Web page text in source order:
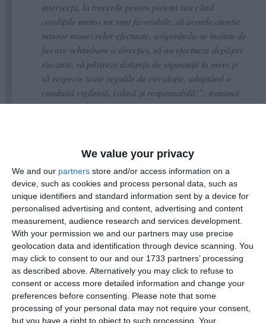
We value your privacy
We and our partners store and/or access information on a
device, such as cookies and process personal data, such as
unique identifiers and standard information sent by a device for
personalised advertising and content, advertising and content
measurement, audience research and services development.
With your permission we and our partners may use precise
geolocation data and identification through device scanning. You
may click to consent to our and our 1733 partners’ processing
as described above. Alternatively you may click to refuse to
consent or access more detailed information and change your
preferences before consenting.
Please note that some
processing of your personal data may not require your consent,
but you have a right to object to such processing. Your
intersecții, la trecerile pentru pietoni sau când
condițiile meteo nu sunt favorabile, să acorde atentie
tuturor manevrelor efectuate, asigurându-se înainte de
fiecare schimbare a direcției, să nu efectueze depășiri
riscante, să păstreze distanța de siguranță în mers și
să respecte toate regulile de circulație, adoptând o
conduită vigilentă, calmă și responsabilă!”, transmit
polițiștii de la Infotrafic.